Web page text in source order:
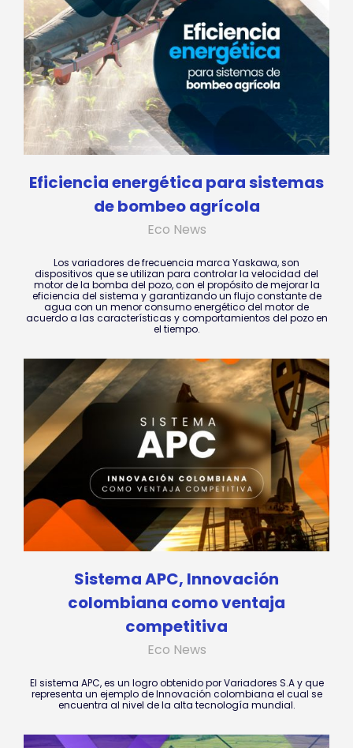
Eficiencia energética para sistemas
de bombeo agrícola
Eco News
Los variadores de frecuencia marca Yaskawa, son
dispositivos que se utilizan para controlar la velocidad del
motor de la bomba del pozo, con el propósito de mejorar la
eficiencia del sistema y garantizando un flujo constante de
agua con un menor consumo energético del motor de
acuerdo a las características y comportamientos del pozo en
el tiempo.
Sistema APC, Innovación
colombiana como ventaja
competitiva
Eco News
El sistema APC, es un logro obtenido por Variadores S.A y que
representa un ejemplo de Innovación colombiana el cual se
encuentra al nivel de la alta tecnología mundial.